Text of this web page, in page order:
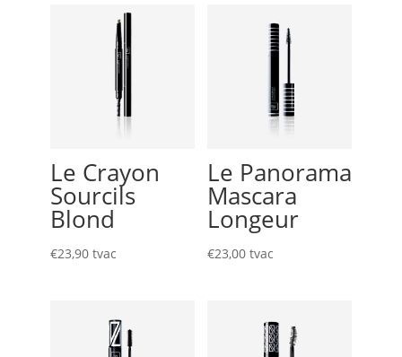
Le Crayon
Sourcils
Blond
€23,90 tvac
Le Panorama
Mascara
Longeur
€23,00 tvac